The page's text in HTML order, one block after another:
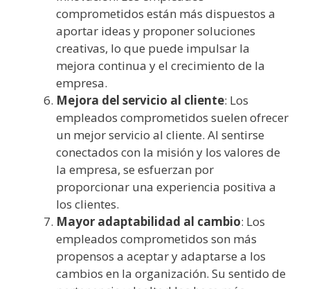
comprometidos están más dispuestos a
aportar ideas y proponer soluciones
creativas, lo que puede impulsar la
mejora continua y el crecimiento de la
empresa.
Mejora del servicio al cliente: Los
empleados comprometidos suelen ofrecer
un mejor servicio al cliente. Al sentirse
conectados con la misión y los valores de
la empresa, se esfuerzan por
proporcionar una experiencia positiva a
los clientes.
Mayor adaptabilidad al cambio: Los
empleados comprometidos son más
propensos a aceptar y adaptarse a los
cambios en la organización. Su sentido de